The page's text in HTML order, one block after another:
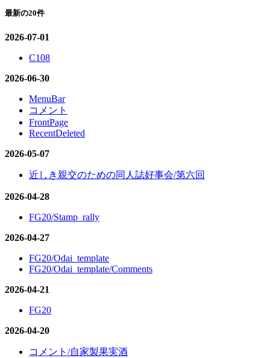
最新の20件
2026-07-01
C108
2026-06-30
MenuBar
コメント
FrontPage
RecentDeleted
2026-05-07
近しき親交のための同人誌好事会/第六回
2026-04-28
FG20/Stamp_rally
2026-04-27
FG20/Odai_template
FG20/Odai_template/Comments
2026-04-21
FG20
2026-04-20
コメント/自家製果実酒